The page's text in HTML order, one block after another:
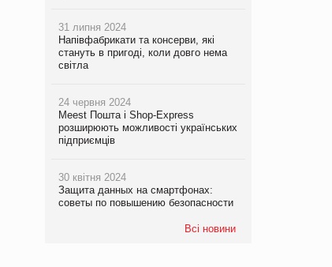
31 липня 2024
Напівфабрикати та консерви, які
стануть в пригоді, коли довго нема
світла
24 червня 2024
Meest Пошта і Shop-Express
розширюють можливості українських
підприємців
30 квітня 2024
Защита данных на смартфонах:
советы по повышению безопасности
Всі новини